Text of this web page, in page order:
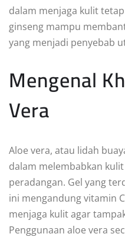
dalam menjaga kulit
ginseng mampu
yang menjadi penyebab
Mengenal
Vera
Aloe vera, atau lidah
dalam melembabkan
peradangan. Gel yang
ini mengandung vitamin
menjaga kulit agar
Penggunaan aloe vera